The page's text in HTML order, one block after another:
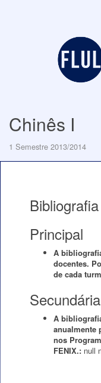
Chinês I
1 Semestre 2013/2014
Bibliografia
Principal
A
docentes.
de cada
Secundária
A
anualmente
nos
FENIX.: null